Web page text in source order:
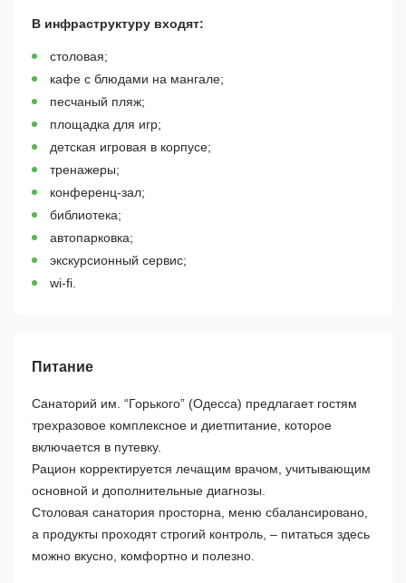
В инфраструктуру входят:
столовая;
кафе с блюдами на мангале;
песчаный пляж;
площадка для игр;
детская игровая в корпусе;
тренажеры;
конференц-зал;
библиотека;
автопарковка;
экскурсионный сервис;
wi-fi.
Питание
Санаторий им. “Горького” (Одесса) предлагает гостям
трехразовое комплексное и диетпитание, которое
включается в путевку.
Рацион корректируется лечащим врачом, учитывающим
основной и дополнительные диагнозы.
Столовая санатория просторна, меню сбалансировано,
а продукты проходят строгий контроль, – питаться здесь
можно вкусно, комфортно и полезно.